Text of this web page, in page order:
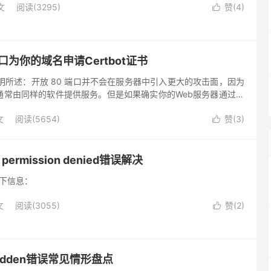
 赞(4)
阅读(3295)
为你的域名申请Certbot证书
述：开放 80 端口并不会在服务器中引入更大的攻击面，因为
由同样的软件提供服务。但是如果确实你的Web服务器通过防
 赞(3)
阅读(5654)
denied错误解决
信息：
 赞(2)
阅读(3055)
错误常见情形盘点